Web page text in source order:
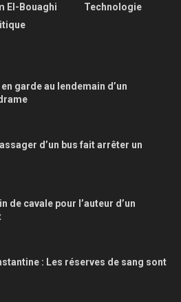
El-Bouaghi
Technologie
garde au lendemain d’un
d’un bus fait arrêter un
de cavale pour l’auteur d’un
: Les réserves de sang sont